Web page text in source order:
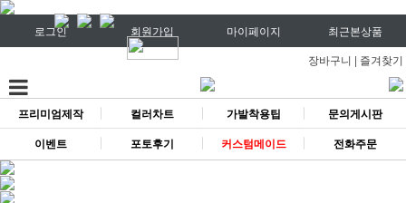
로그인 회원가입 마이페이지
최근본상품
장바구니 | 즐겨찾기
프리미엄제작 컬러차트 가발착용팁
문의게시판
이벤트
포토후기 커스텀메이드 전화주문